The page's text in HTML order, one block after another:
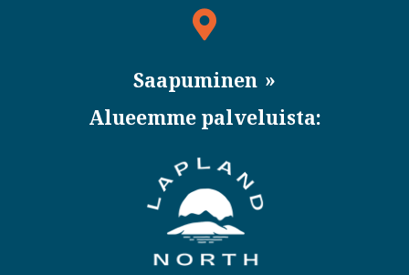
Saapuminen
Alueemme palveluista: